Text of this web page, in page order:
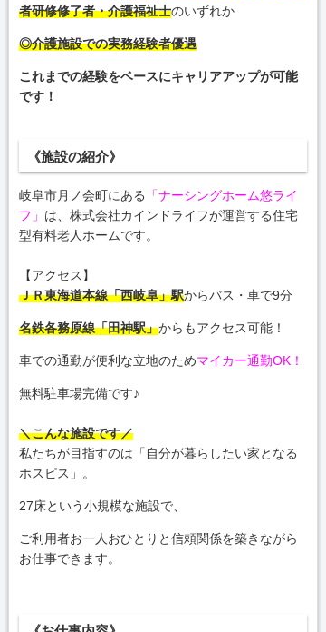
者研修修了者・介護福祉士のいずれか
◎介護施設での実務経験者優遇
これまでの経験をベースにキャリアアップが可能
です！
《施設の紹介》
岐阜市月ノ会町にある
「ナーシングホーム悠ライ
フ」 は、株式会社カインドライフが運営する住宅
型有料老人ホームです。
【アクセス】
ＪＲ東海道本線「西岐阜」駅からバス・車で9分
名鉄各務原線「田神駅」からもアクセス可能！
車での通勤が便利な立地のためマイカー通勤OK！
無料駐車場完備です♪
＼こんな施設です／
私たちが目指すのは「自分が暮らしたい家となる
ホスピス」。
27床という小規模な施設で、
ご利用者お一人おひとりと信頼関係を築きながら
お仕事できます。